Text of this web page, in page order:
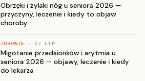
Obrzęki i żylaki nóg u seniora 2026 —
przyczyny, leczenie i kiedy to objaw
choroby
ZDROWIE · 27 LIP
Migotanie przedsionków i arytmia u
seniora 2026 — objawy, leczenie i kiedy
do lekarza